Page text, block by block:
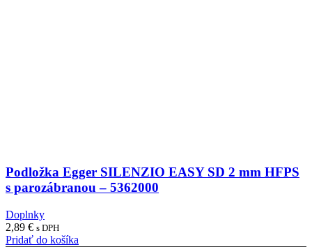
Podložka Egger SILENZIO EASY SD 2 mm HFPS
s parozábranou – 5362000
Doplnky
2,89 € s DPH
Pridať do košíka